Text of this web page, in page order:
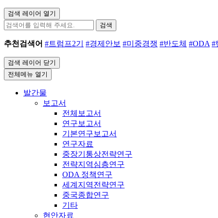
검색 레이어 열기
검색
추천검색어 #트럼프2기 #경제안보 #미중경쟁 #반도체 #ODA #
검색 레이어 닫기
전체메뉴 열기
발간물
보고서
전체보고서
연구보고서
기본연구보고서
연구자료
중장기통상전략연구
전략지역심층연구
ODA 정책연구
세계지역전략연구
중국종합연구
기타
현안자료